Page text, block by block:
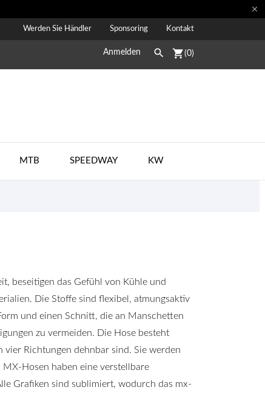

Werden Sie Händler Sponsoring Kontakt
Anmelden  shopping_cart(0)
MTB SPEEDWAY KW
beseitigen das Gefühl von Kühle und
Die Stoffe sind flexibel, atmungsaktiv
und einen Schnitt, die an Manschetten
zu vermeiden. Die Hose besteht
Richtungen dehnbar sind. Sie werden
Hosen haben eine verstellbare
Grafiken sind sublimiert, wodurch das mx-